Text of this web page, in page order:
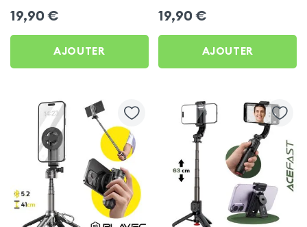
19,90 €
AJOUTER
19,90 €
AJOUTER